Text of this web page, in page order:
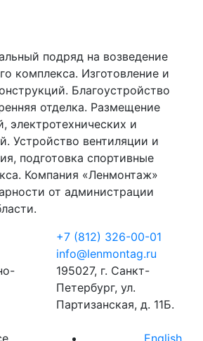
подряд на возведение
комплекса. Изготовление и
Благоустройство
отделка. Размещение
электротехнических и
Устройство вентиляции и
подготовка спортивные
Компания «Ленмонтаж»
от администрации
+7 (812) 326-00-01
info@lenmontag.ru
195027, г. Санкт-
Петербург, ул.
Партизанская, д. 11Б.
English